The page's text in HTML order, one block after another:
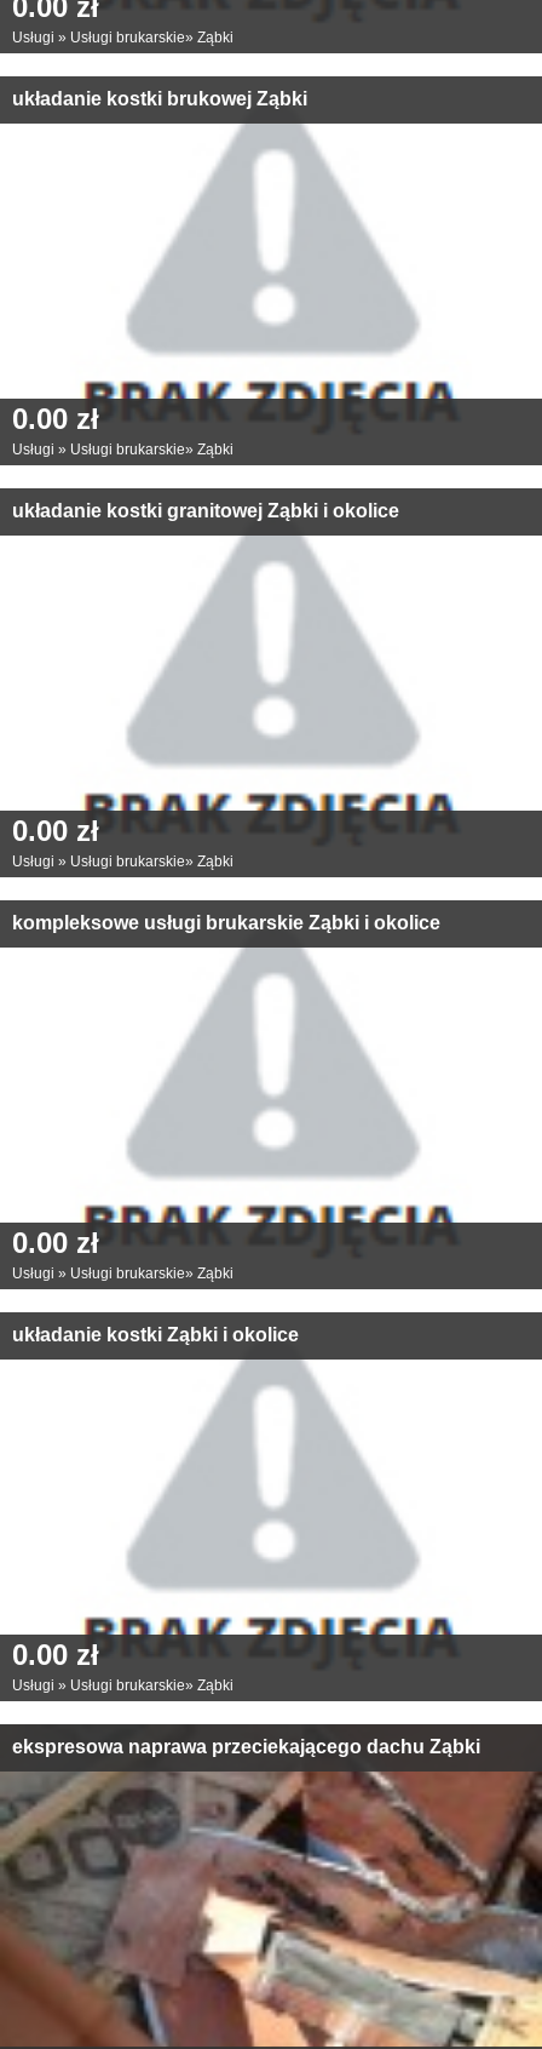
0.00 zł
Usługi » Usługi brukarskie» Ząbki
układanie kostki brukowej Ząbki
0.00 zł
Usługi » Usługi brukarskie» Ząbki
układanie kostki granitowej Ząbki i okolice
0.00 zł
Usługi » Usługi brukarskie» Ząbki
kompleksowe usługi brukarskie Ząbki i okolice
0.00 zł
Usługi » Usługi brukarskie» Ząbki
układanie kostki Ząbki i okolice
0.00 zł
Usługi » Usługi brukarskie» Ząbki
ekspresowa naprawa przeciekającego dachu Ząbki